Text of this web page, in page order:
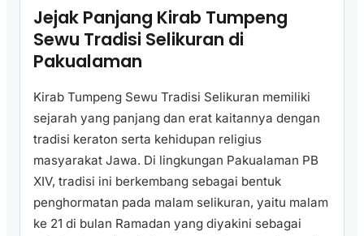
Jejak Panjang Kirab Tumpeng
Sewu Tradisi Selikuran di
Pakualaman
Kirab Tumpeng Sewu Tradisi Selikuran memiliki
sejarah yang panjang dan erat kaitannya dengan
tradisi keraton serta kehidupan religius
masyarakat Jawa. Di lingkungan Pakualaman PB
XIV, tradisi ini berkembang sebagai bentuk
penghormatan pada malam selikuran, yaitu malam
ke 21 di bulan Ramadan yang diyakini sebagai